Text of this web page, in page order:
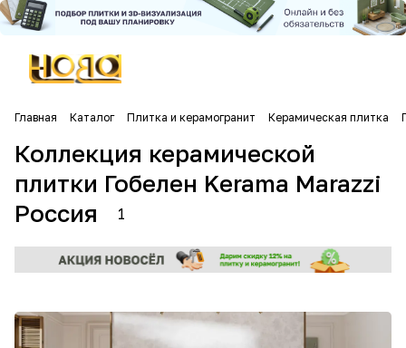
Главная Каталог Плитка и керамогранит Керамическая плитка
Коллекция керамической
плитки Гобелен Kerama Marazzi
Россия
1